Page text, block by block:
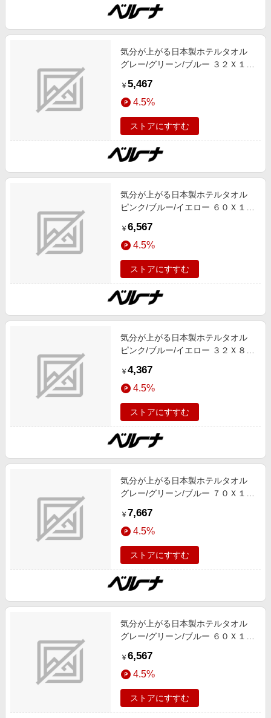
気分が上がる日本製ホテルタオル
グレー/グリーン/ブルー ３２Ｘ１０
ロングセラー
￥ 5,467
4.5%
ストアにすすむ
気分が上がる日本製ホテルタオル
ピンク/ブルー/イエロー ６０Ｘ１２
本製 ロングセラー
￥ 6,567
4.5%
ストアにすすむ
気分が上がる日本製ホテルタオル
ピンク/ブルー/イエロー ３２Ｘ８２
製 ロングセラー
￥ 4,367
4.5%
ストアにすすむ
気分が上がる日本製ホテルタオル
グレー/グリーン/ブルー ７０Ｘ１４
ロングセラー
￥ 7,667
4.5%
ストアにすすむ
気分が上がる日本製ホテルタオル
グレー/グリーン/ブルー ６０Ｘ１２
ロングセラー
￥ 6,567
4.5%
ストアにすすむ